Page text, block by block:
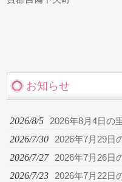
お知らせ
2026/8/5 2026年8月4日の
2026/7/30 2026年7月29日
2026/7/27 2026年7月26日
2026/7/23 2026年7月22日